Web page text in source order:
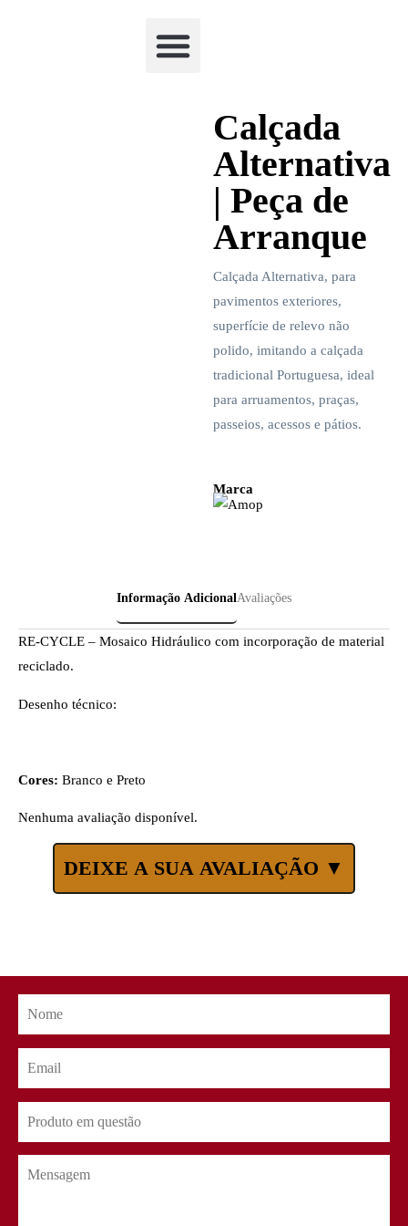
Calçada
Alternativa
| Peça de
Arranque
Calçada Alternativa, para
pavimentos exteriores,
superfície de relevo não
polido, imitando a calçada
tradicional Portuguesa, ideal
para arruamentos, praças,
passeios, acessos e pátios.
Marca
Informação AdicionalAvaliações
RE-CYCLE – Mosaico Hidráulico com incorporação de material
reciclado.
Desenho técnico:
Cores: Branco e Preto
Nenhuma avaliação disponível.
DEIXE A SUA AVALIAÇÃO ▼